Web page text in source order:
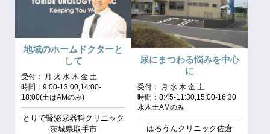
地域のホームドクターと
して
受付： 月 火 水 木 金 土
時間：9:00-13:00,14:00-
18:00(土はAMのみ)
とりで腎泌尿器科クリニック
茨城県取手市
尿にまつわる悩みを中心
に
受付： 月 水 木 金 土
時間：8:45-11:30,15:00-16:30
水木土AMのみ
はるうんクリニック佐倉